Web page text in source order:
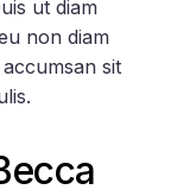
ut diam
non diam
sit